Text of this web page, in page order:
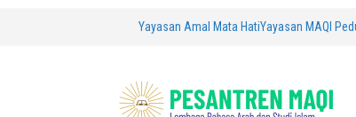
Yayasan Amal Mata HatiYayasan MAQI